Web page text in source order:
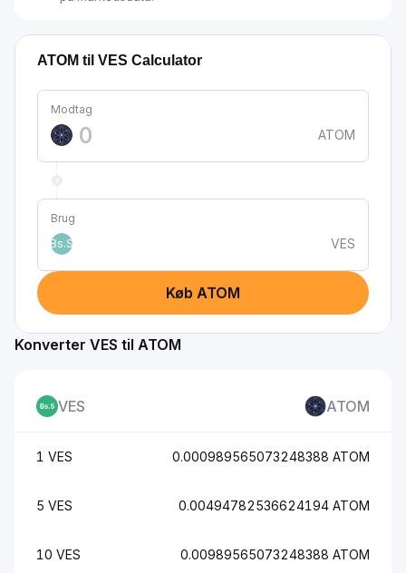
ATOM til VES Calculator
Modtag
ATOM
Brug
Bs.S
VES
Køb ATOM
Konverter VES til ATOM
VES ATOM
1 VES 0.000989565073248388 ATOM
5 VES 0.00494782536624194 ATOM
10 VES 0.00989565073248388 ATOM